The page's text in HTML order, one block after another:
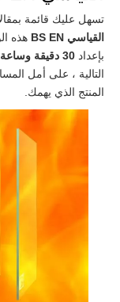
تسهل عليك قائمة
القياسي BS EN
هذه
بإعداد 30 دقيقة وساعة واحدة حاجز الدخان القياسي BS EN
التالية ، على أمل
المنتج الذي يهمك.